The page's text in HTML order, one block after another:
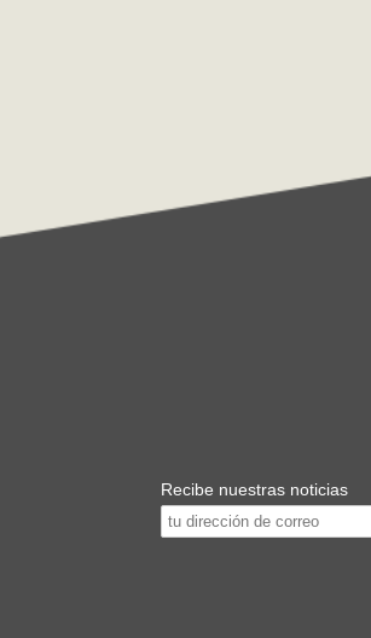
Recibe nuestras noticias